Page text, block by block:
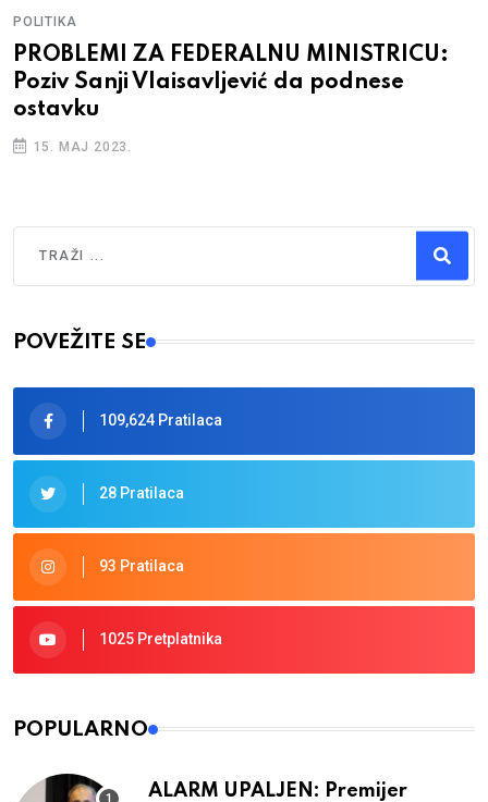
POLITIKA
PROBLEMI ZA FEDERALNU MINISTRICU:
Poziv Sanji Vlaisavljević da podnese
ostavku
15. MAJ 2023.
Type 2 or more characters for results.
POVEŽITE SE
109,624 Pratilaca
28 Pratilaca
93 Pratilaca
1025 Pretplatnika
POPULARNO
ALARM UPALJEN: Premijer